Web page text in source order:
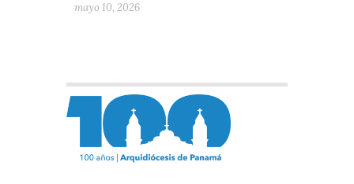
mayo 10, 2026